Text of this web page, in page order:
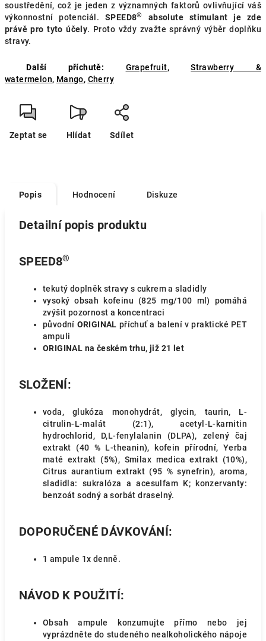
soustředění, což je jeden z významných faktorů ovlivňující váš
výkonnostní potenciál.SPEED8® absolute stimulant je zde
právě pro tyto účely. Proto vždy zvažte správný výběr doplňku
stravy.
Další příchutě: Grapefruit,Strawberry &
watermelon, Mango, Cherry
Zeptat se Hlídat Sdílet
Popis Hodnocení Diskuze
Detailní popis produktu
SPEED8®
tekutý doplněk stravy s cukrem a sladidly
vysoký obsah kofeinu (825 mg/100 ml) pomáhá
zvýšit pozornost a koncentraci
původní ORIGINAL příchuť a balení v praktické PET
ampuli
ORIGINAL na českém trhu,již 21 let
SLOŽENÍ:
voda, glukóza monohydrát, glycin, taurin, L-
citrulin-L-malát (2:1), acetyl-L-karnitin
hydrochlorid, D,L-fenylalanin (DLPA), zelený čaj
extrakt (40 % L-theanin), kofein přírodní, Yerba
maté extrakt (5%), Smilax medica extrakt (10%),
Citrus aurantium extrakt (95 % synefrin), aroma,
sladidla: sukralóza a acesulfam K; konzervanty:
benzoát sodný a sorbát draselný.
DOPORUČENÉ DÁVKOVÁNÍ:
1 ampule 1x denně.
NÁVOD K POUŽITÍ:
Obsah ampule konzumujte přímo nebo jej
vyprázdněte do studeného nealkoholického nápoje